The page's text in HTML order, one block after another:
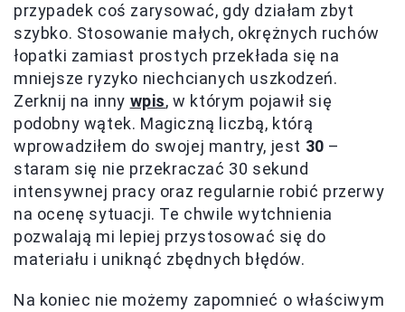
przypadek coś zarysować, gdy działam zbyt
szybko. Stosowanie małych, okrężnych ruchów
łopatki zamiast prostych przekłada się na
mniejsze ryzyko niechcianych uszkodzeń.
Zerknij na inny wpis, w którym pojawił się
podobny wątek. Magiczną liczbą, którą
wprowadziłem do swojej mantry, jest 30 –
staram się nie przekraczać 30 sekund
intensywnej pracy oraz regularnie robić przerwy
na ocenę sytuacji. Te chwile wytchnienia
pozwalają mi lepiej przystosować się do
materiału i uniknąć zbędnych błędów.
Na koniec nie możemy zapomnieć o właściwym